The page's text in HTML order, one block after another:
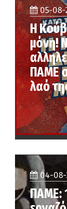
05-08-
Η
μόνη!
ΠΑΜΕ
λαό
04-08-
ΠΑΜΕ: